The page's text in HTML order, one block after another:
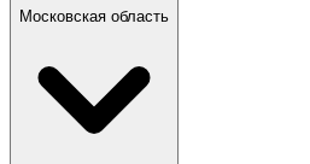
Московская область